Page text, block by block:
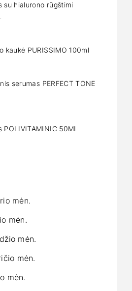
su hialurono rūgštimi
kaukė PURISSIMO 100ml
serumas PERFECT TONE
POLIVITAMINIC 50ML
mėn.
mėn.
mėn.
mėn.
mėn.